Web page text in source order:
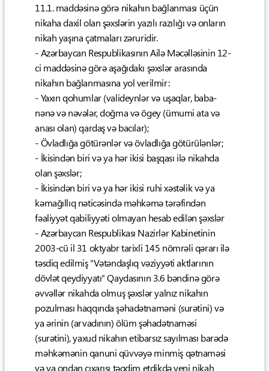
11.1. maddəsinə görə nikahın bağlanması üçün
nikaha daxil olan şəxslərin yazılı razılığı və onların
nikah yaşına çatmaları zəruridir.
- Azərbaycan Respublikasının Ailə Məcəlləsinin 12-
ci maddəsinə görə aşağıdakı şəxslər arasında
nikahın bağlanmasına yol verilmir:
- Yaxın qohumlar (valideynlər və uşaqlar, baba-
nənə və nəvələr, doğma və ögey (ümumi ata və
anası olan) qardaş və bacılar);
- Övladlığa götürənlər və övladlığa götürülənlər;
- İkisindən biri və ya hər ikisi başqası ilə nikahda
olan şəxslər;
- İkisindən biri və ya hər ikisi ruhi xəstəlik və ya
kəmağıllıq nəticəsində məhkəmə tərəfindən
fəaliyyət qabiliyyəti olmayan hesab edilən şəxslər
- Azərbaycan Respublikası Nazirlər Kabinetinin
2003-cü il 31 oktyabr tarixli 145 nömrəli qərarı ilə
təsdiq edilmiş "Vətəndaşlıq vəziyyəti aktlarının
dövlət qeydiyyatı" Qaydasının 3.6 bəndinə görə
əvvəllər nikahda olmuş şəxslər yalnız nikahın
pozulması haqqında şəhadətnaməni (surətini) və
ya ərinin (arvadının) ölüm şəhadətnaməsi
(surətini), yaxud nikahın etibarsız sayılması barədə
məhkəmənin qanuni qüvvəyə minmiş qətnaməsi
və ya ondan çıxarışı təqdim etdikdə yeni nikah